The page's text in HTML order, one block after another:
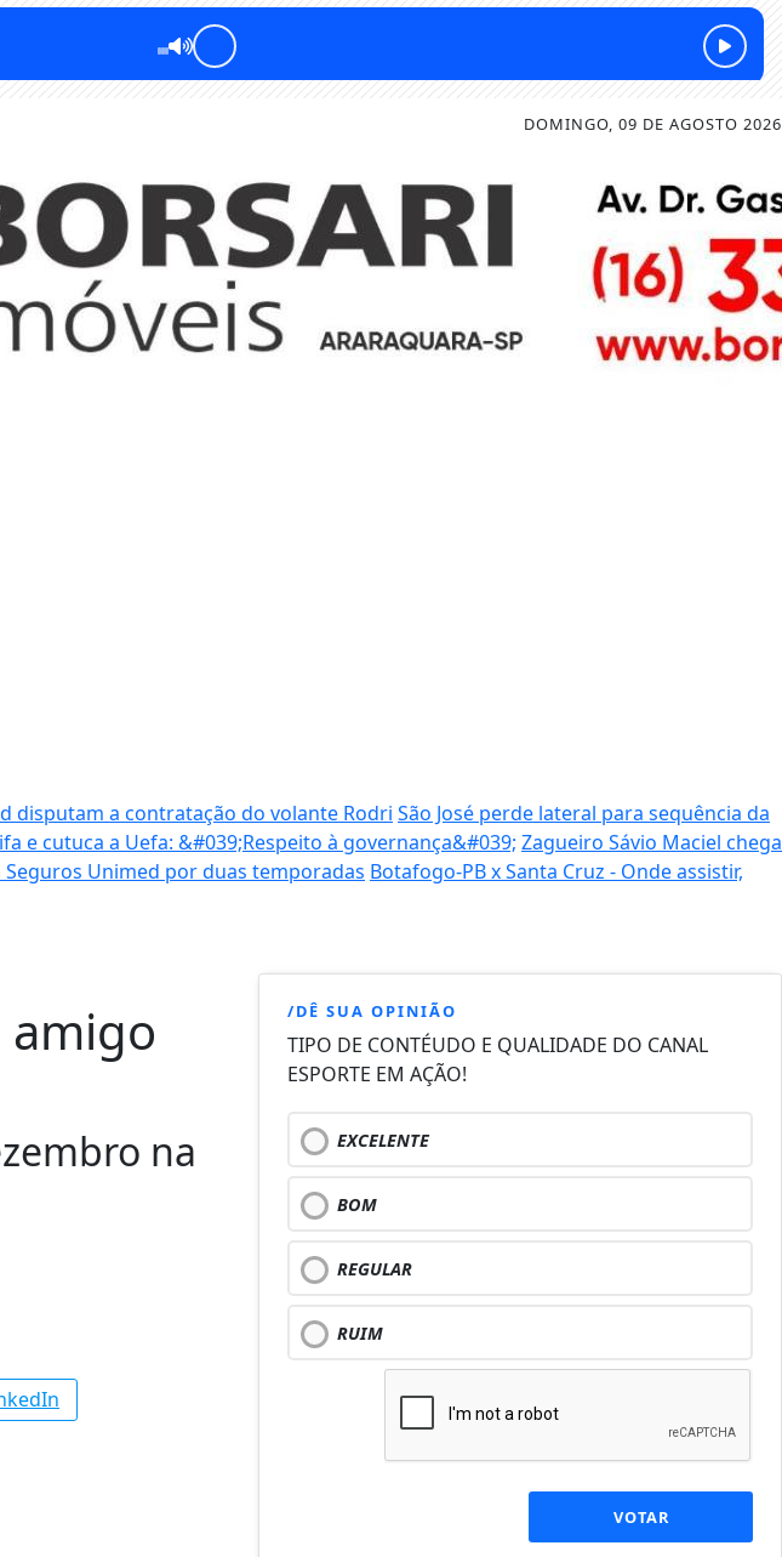
DOMINGO, 09 DE AGOSTO 2026
disputam a contratação do volante Rodri São José perde lateral para sequência da
e cutuca a Uefa: &#039;Respeito à governança&#039; Zagueiro Sávio Maciel chega
Unimed por duas temporadas Botafogo-PB x Santa Cruz - Onde assistir,
amigo
na
/DÊ SUA OPINIÃO
TIPO DE CONTÉUDO E QUALIDADE DO CANAL
ESPORTE EM AÇÃO!
EXCELENTE
BOM
REGULAR
RUIM
VOTAR